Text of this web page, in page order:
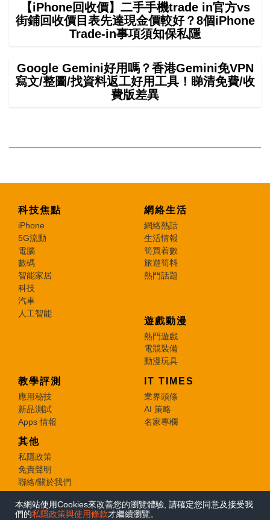
本網站使用Cookies來改善您的瀏覽體驗, 請確定您同意及接受我
們的私隱政策與使用條款才繼續瀏覽。
【iPhone回收價】二手手機trade in官方vs
街鋪回收價目表先達現金價較好？8個iPhone
Trade-in事項須知保私隱
Google Gemini好用嗎？香港Gemini免VPN
寫文/整圖/找資料返工好用工具！睇清免費/收
費版差異
科技焦點
iPhone
5G流動
電腦
數碼
智能家居
科技
汽車
人工智能
網絡生活
網絡熱話
生活情報
筍買着數
旅遊筍料
熱門話題
遊戲動漫
熱門遊戲
電競裝備
動漫玩具
教學評測
應用秘技
新品測試
Apps 情報
IT TIMES
業界頭條
AI 策略
名家專欄
其他
私隱政策
免責聲明
聯絡/關於我們
© 2026 e-zone. All Rights Reserved.